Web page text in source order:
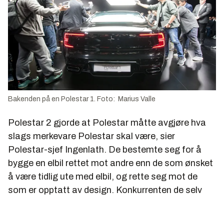
Bakenden på en Polestar 1. Foto: Marius Valle
Polestar 2 gjorde at Polestar måtte avgjøre hva
slags merkevare Polestar skal være, sier
Polestar-sjef Ingenlath. De bestemte seg for å
bygge en elbil rettet mot andre enn de som ønsket
å være tidlig ute med elbil, og rette seg mot de
som er opptatt av design. Konkurrenten de selv